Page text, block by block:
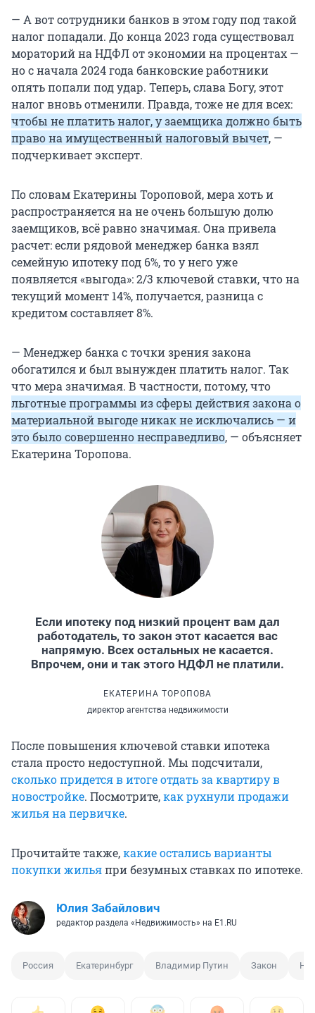
— А вот сотрудники банков в этом году под такой
налог попадали. До конца 2023 года существовал
мораторий на НДФЛ от экономии на процентах —
но с начала 2024 года банковские работники
опять попали под удар. Теперь, слава Богу, этот
налог вновь отменили. Правда, тоже не для всех:
чтобы не платить налог, у заемщика должно быть
право на имущественный налоговый вычет, —
подчеркивает эксперт.
По словам Екатерины Тороповой, мера хоть и
распространяется на не очень большую долю
заемщиков, всё равно значимая. Она привела
расчет: если рядовой менеджер банка взял
семейную ипотеку под 6%, то у него уже
появляется «выгода»: 2/3 ключевой ставки, что на
текущий момент 14%, получается, разница с
кредитом составляет 8%.
— Менеджер банка с точки зрения закона
обогатился и был вынужден платить налог. Так
что мера значимая. В частности, потому, что
льготные программы из сферы действия закона о
материальной выгоде никак не исключались — и
это было совершенно несправедливо, — объясняет
Екатерина Торопова.
Если ипотеку под низкий процент вам дал
работодатель, то закон этот касается вас
напрямую. Всех остальных не касается.
Впрочем, они и так этого НДФЛ не платили.
ЕКАТЕРИНА ТОРОПОВА
директор агентства недвижимости
После повышения ключевой ставки ипотека
стала просто недоступной. Мы подсчитали,
сколько придется в итоге отдать за квартиру в
новостройке. Посмотрите,как рухнули продажи
жилья на первичке.
Прочитайте также,какие остались варианты
покупки жильяпри безумных ставках по ипотеке.
Юлия Забайлович
редактор раздела «Недвижимость» на E1.RU
Россия Екатеринбург Владимир Путин Закон